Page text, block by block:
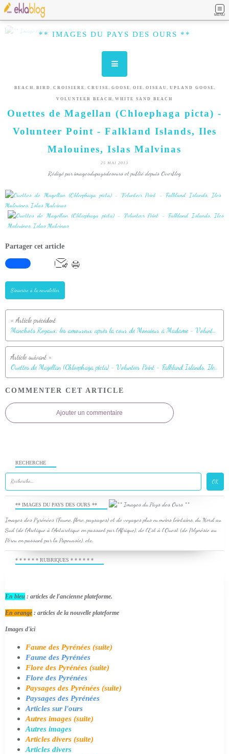
MENU
** IMAGES DU PAYS DES OURS **
BEACH , BIRD , CROISIERE , CRUISE , GOOSE , OIE , OISEAU , UPLAND GOOSE ,
VOLUNTEER BEACH , WHITE SAND BEACH
Ouettes de Magellan (Chloephaga picta) -
Volunteer Point - Falkland Islands, Iles
Malouines, Islas Malvinas
25 MAI 2013
Rédigé par imagesdupaysdesours et publié depuis Overblog
Partager cet article
S'inscrire à la newsletter
Manchots Royaux: les amoureux après la cour de Monsieur à Madame - Volunteer Point - Falkland Islands, Iles Malouines, Islas Malvinas
Ouettes de Magellan (Chloephaga picta) - Volunteer Point - Falkland Islands, Iles Malouines, Islas Malvinas
COMMENTER CET ARTICLE
Ajouter un commentaire
RECHERCHE
** IMAGES DU PAYS DES OURS **
Images des Pyrénées (Faune, flore, paysages) et de voyages plus ou moins lointains, du Nord au
Sud (de l'Arctique à l'Antarctique en passant par l'Afrique), de l'Est à l'Ouest (de Polynésie au
Pérou en passant par la Papouasie), etc.
* * * * * * RUBRIQUES * * * * * *
En bleu : articles de l'ancienne plateforme.
En orange : articles de la nouvelle plateforme
Images d'ici
Faune des Pyrénées (suite)
Faune des Pyrénées
Flore des Pyrénées (suite)
Flore des Pyrénées
Paysages des Pyrénées (suite)
Paysages des Pyrénées
Articles sur l'ours
Autres images (suite)
Autres images
Articles divers (suite)
Articles divers